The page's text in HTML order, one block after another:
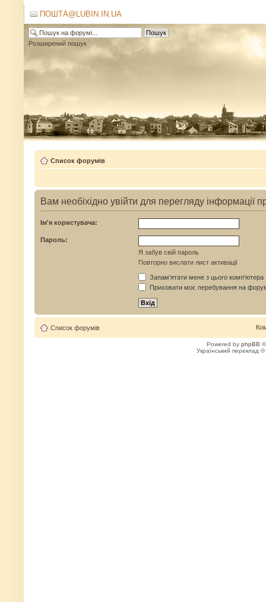
ПОШТА@LUBIN.IN.UA
Розширений пошук
Список форумів
Вам необіхідно увійти для перегляду інформації
Ім'я користувача:
Пароль:
Я забув свій пароль
Повторно вислати лист активації
Запам'ятати мене з цього комп'ютера
Приховати моє перебування на
Список форумів
Powered by phpBB
Український переклад